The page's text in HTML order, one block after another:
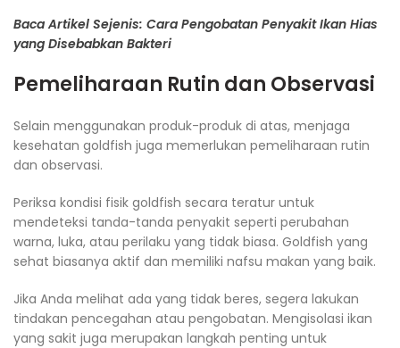
Baca Artikel Sejenis: Cara Pengobatan Penyakit Ikan Hias
yang Disebabkan Bakteri
Pemeliharaan Rutin dan Observasi
Selain menggunakan produk-produk di atas, menjaga
kesehatan goldfish juga memerlukan pemeliharaan rutin
dan observasi.
Periksa kondisi fisik goldfish secara teratur untuk
mendeteksi tanda-tanda penyakit seperti perubahan
warna, luka, atau perilaku yang tidak biasa. Goldfish yang
sehat biasanya aktif dan memiliki nafsu makan yang baik.
Jika Anda melihat ada yang tidak beres, segera lakukan
tindakan pencegahan atau pengobatan. Mengisolasi ikan
yang sakit juga merupakan langkah penting untuk